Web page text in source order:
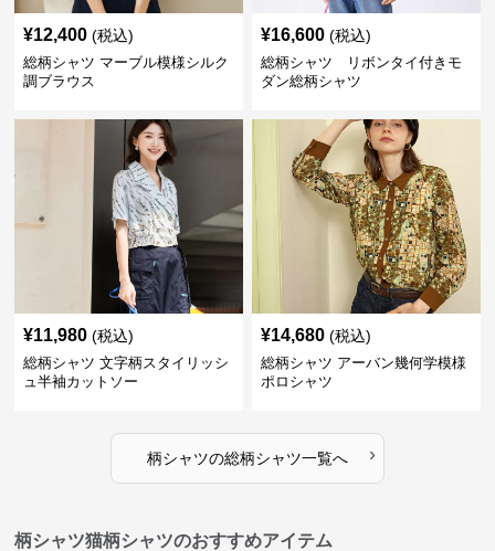
¥12,400 (税込)
総柄シャツ マーブル模様シルク
調ブラウス
¥16,600 (税込)
総柄シャツ リボンタイ付きモ
ダン総柄シャツ
¥11,980 (税込)
総柄シャツ 文字柄スタイリッシ
ュ半袖カットソー
¥14,680 (税込)
総柄シャツ アーバン幾何学模様
ポロシャツ
柄シャツの総柄シャツ一覧へ ›
柄シャツ猫柄シャツのおすすめアイテム